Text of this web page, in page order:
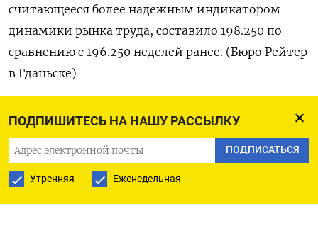
ПОДПИШИТЕСЬ НА НАШУ РАССЫЛКУ
ПОДПИСАТЬСЯ
Утренняя Еженедельная
считающееся более надежным индикатором
динамики рынка труда, составило 198.250 по
сравнению с ​​196.250 неделей ранее. (Бюро Рейтер
в Гданьске)
ПОДПИСАТЬСЯ НА ТЕЛЕГРАМ
ПОДПИСАТЬСЯ В GOOGLE